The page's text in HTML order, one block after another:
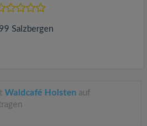
Salzbergen
Waldcafé Holsten auf